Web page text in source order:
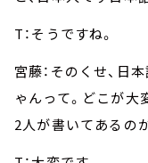
T：そうですね。
宮藤：そのくせ、日
ゃんって。どこが
2人が書いてあるの